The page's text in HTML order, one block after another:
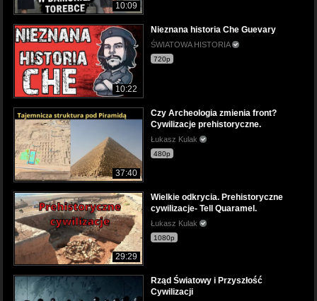
10:09
10:22
Nieznana historia Che Guevary
ŚWIATOWA HISTORIA
720p
37:40
Czy Archeologia zmienia front?
Cywilizacje prehistoryczne.
Łukasz Kulak
480p
29:29
Wielkie odkrycia. Prehistoryczne
cywilizacje- Tell Quaramel.
Łukasz Kulak
1080p
Rząd Światowy i Przyszłość
Cywilizacji